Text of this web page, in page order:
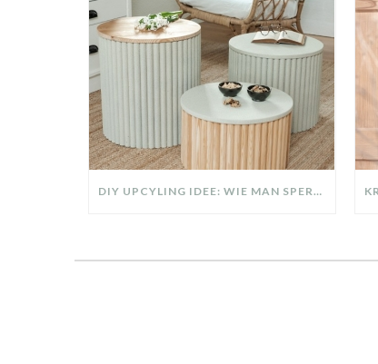
DIY UPCYLING IDEE: WIE MAN SPERRMÜLL IN EIN DESIGNER TEIL VERWANDELT